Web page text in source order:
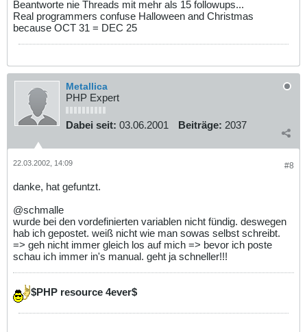
Beantworte nie Threads mit mehr als 15 followups...
Real programmers confuse Halloween and Christmas
because OCT 31 = DEC 25
Metallica
PHP Expert
Dabei seit: 03.06.2001 Beiträge: 2037
#8
22.03.2002, 14:09
danke, hat gefuntzt.
@schmalle
wurde bei den vordefinierten variablen nicht fündig. deswegen
hab ich gepostet. weiß nicht wie man sowas selbst schreibt.
=> geh nicht immer gleich los auf mich => bevor ich poste
schau ich immer in's manual. geht ja schneller!!!
$PHP resource 4ever$